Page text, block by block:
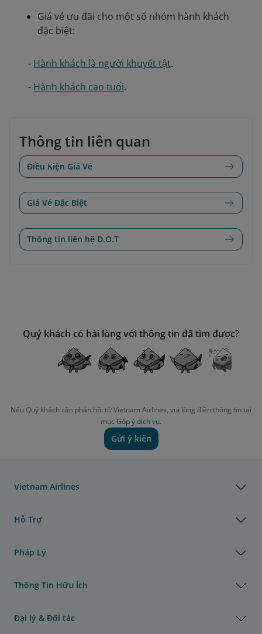
Giá vé ưu đãi cho một số nhóm hành khách
đặc biệt:
- Hành khách là người khuyết tật.
- Hành khách cao tuổi.
Thông tin liên quan
Điều Kiện Giá Vé
Giá Vé Đặc Biệt
Thông tin liên hệ D.O.T
Quý khách có hài lòng với thông tin đã tìm được?
Nếu Quý khách cần phản hồi từ Vietnam Airlines, vui lòng điền thông tin tại
mục Góp ý dịch vụ.
Gửi ý kiến
Vietnam Airlines
Hỗ Trợ
Pháp Lý
Thông Tin Hữu Ích
Đại lý & Đối tác